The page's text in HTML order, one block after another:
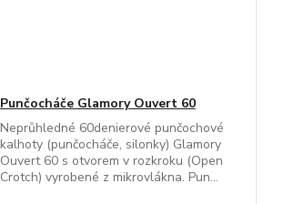
Punčocháče Glamory Ouvert 60
Neprůhledné 60denierové punčochové
kalhoty (punčocháče, silonky) Glamory
Ouvert 60 s otvorem v rozkroku (Open
Crotch) vyrobené z mikrovlákna. Pun...